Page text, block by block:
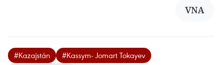
VNA
#Kazajstán
#Kassym- Jomart Tokayev